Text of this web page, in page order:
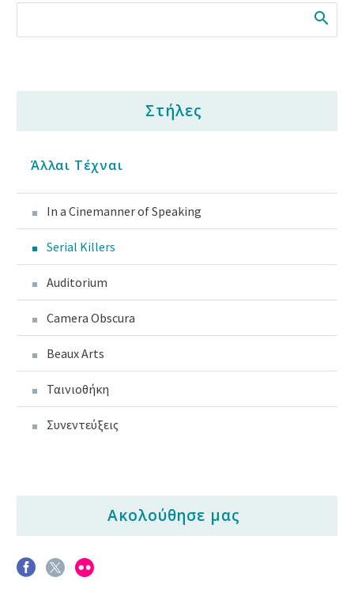
Στήλες
Άλλαι Τέχναι
In a Cinemanner of Speaking
Serial Killers
Auditorium
Camera Obscura
Beaux Arts
Ταινιοθήκη
Συνεντεύξεις
Ακολούθησε μας